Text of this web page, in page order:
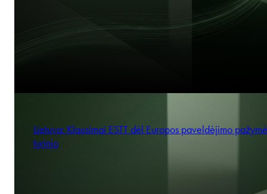
Lietuva: Klausimai ESTT dėl Europos paveldėjimo
turinio